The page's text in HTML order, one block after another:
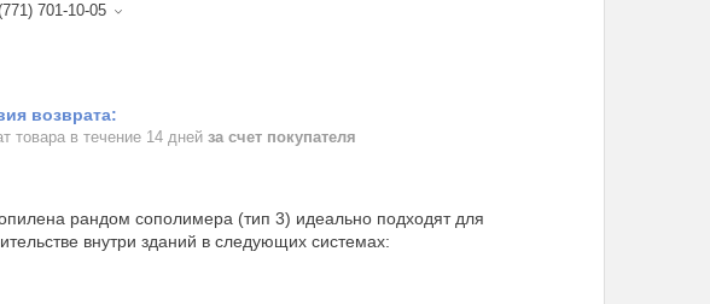
701-10-05
товара в течение 14 дней за счет покупателя
рандом сополимера (тип 3) идеально подходят для
внутри зданий в следующих системах: